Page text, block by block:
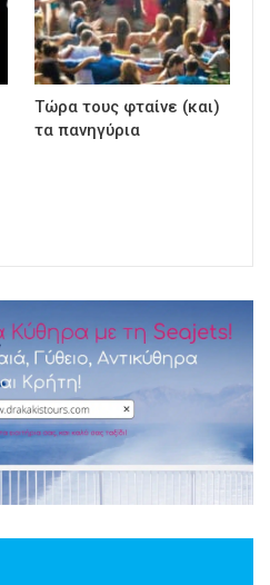
Τώρα τους φταίνε (και)
τα πανηγύρια